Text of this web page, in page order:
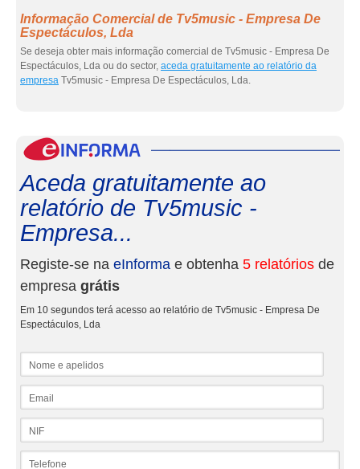
Informação Comercial de Tv5music - Empresa De
Espectáculos, Lda
Se deseja obter mais informação comercial de Tv5music - Empresa De
Espectáculos, Lda ou do sector, aceda gratuitamente ao relatório da
empresa Tv5music - Empresa De Espectáculos, Lda.
Aceda gratuitamente ao
relatório de Tv5music -
Empresa...
Registe-se na eInforma e obtenha 5 relatórios de
empresa grátis
Em 10 segundos terá acesso ao relatório de Tv5music - Empresa De
Espectáculos, Lda